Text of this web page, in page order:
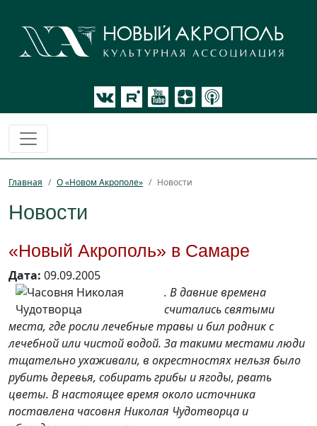
Главная О «Новом Акрополе» Новости
Новости
«Новый Акрополь» в Самаре
Дата: 09.09.2005
. В давние времена
считались святыми
места, где росли лечебные травы и бил родник с
лечебной или чистой водой. За такими местами люди
тщательно ухаживали, в окрестностях нельзя было
рубить деревья, собирать грибы и ягоды, рвать
цветы. В настоящее время около источника
поставлена часовня Николая Чудотворца и